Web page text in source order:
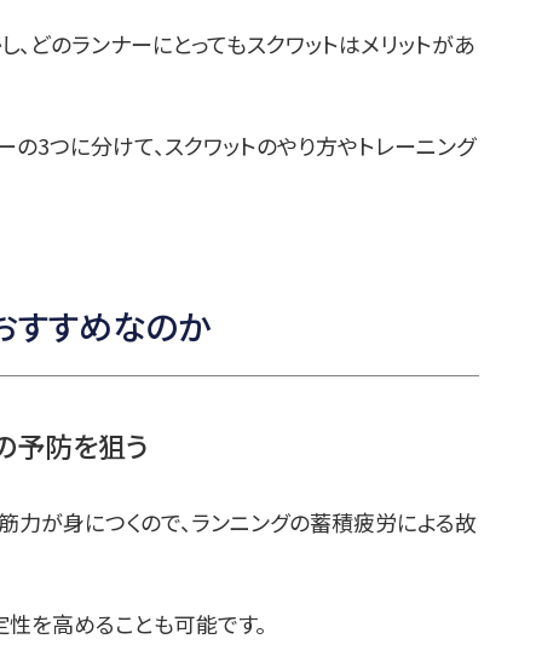
どのランナーにとってもスクワットはメリットがあ
3つに分けて、スクワットのやり方やトレーニング
すすめなのか
予防を狙う
が身につくので、ランニングの蓄積疲労による故
を高めることも可能です。